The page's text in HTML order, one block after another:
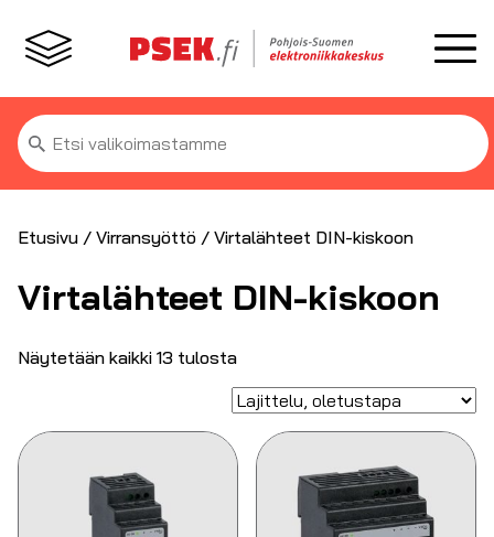
Etsi:
Etusivu / Virransyöttö / Virtalähteet DIN-kiskoon
Virtalähteet DIN-kiskoon
Näytetään kaikki 13 tulosta